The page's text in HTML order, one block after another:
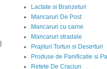
Lactate si Branzeturi
Mancaruri De Post
Mancaruri cu carne
Mancaruri stradale
Prajituri Torturi si Deserturi
Produse de Panificatie si
Retete De Craciun